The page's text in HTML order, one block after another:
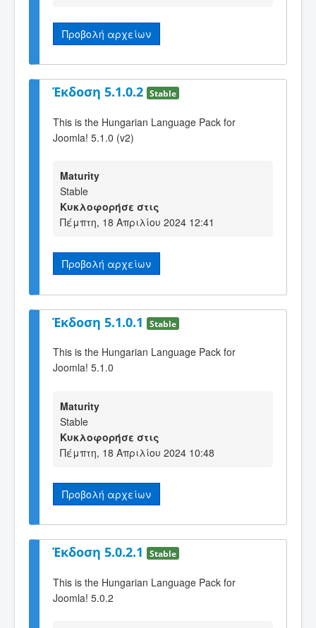
Προβολή αρχείων
Έκδοση 5.1.0.2 Stable
This is the Hungarian Language Pack for
Joomla! 5.1.0 (v2)
Maturity
Stable
Κυκλοφορήσε στις
Πέμπτη, 18 Απριλίου 2024 12:41
Προβολή αρχείων
Έκδοση 5.1.0.1 Stable
This is the Hungarian Language Pack for
Joomla! 5.1.0
Maturity
Stable
Κυκλοφορήσε στις
Πέμπτη, 18 Απριλίου 2024 10:48
Προβολή αρχείων
Έκδοση 5.0.2.1 Stable
This is the Hungarian Language Pack for
Joomla! 5.0.2